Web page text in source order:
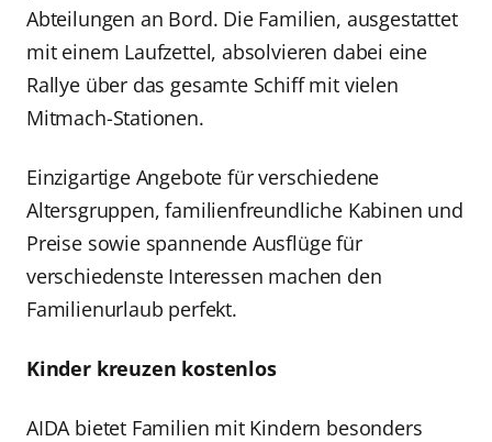
Abteilungen an Bord. Die Familien, ausgestattet
mit einem Laufzettel, absolvieren dabei eine
Rallye über das gesamte Schiff mit vielen
Mitmach-Stationen.
Einzigartige Angebote für verschiedene
Altersgruppen, familienfreundliche Kabinen und
Preise sowie spannende Ausflüge für
verschiedenste Interessen machen den
Familienurlaub perfekt.
Kinder kreuzen kostenlos
AIDA bietet Familien mit Kindern besonders